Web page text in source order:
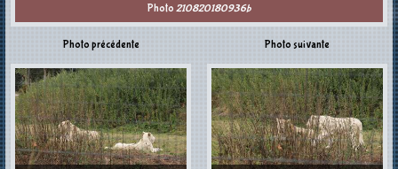
Photo 210820180936b
Photo précédente Photo suivante